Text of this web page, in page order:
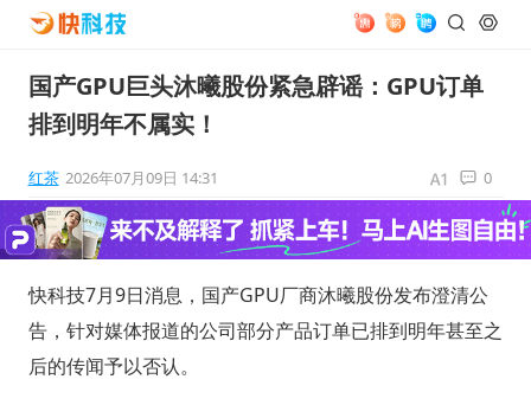
国产GPU巨头沐曦股份紧急辟谣：GPU订单
排到明年不属实！
红茶 2026年07月09日 14:31 0
快科技7月9日消息，国产GPU厂商沐曦股份发布澄清公
告，针对媒体报道的公司部分产品订单已排到明年甚至之
后的传闻予以否认。